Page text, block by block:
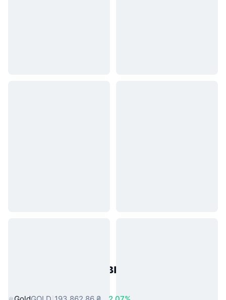
Популярні активи реального